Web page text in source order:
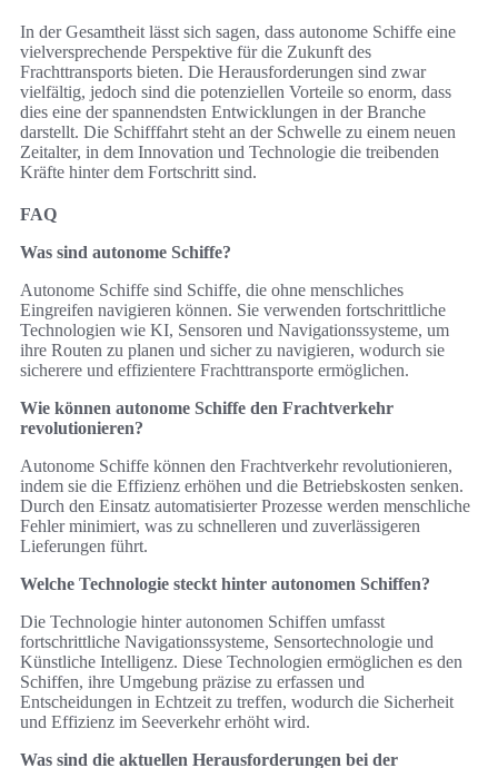
In der Gesamtheit lässt sich sagen, dass autonome Schiffe eine
vielversprechende Perspektive für die Zukunft des
Frachttransports bieten. Die Herausforderungen sind zwar
vielfältig, jedoch sind die potenziellen Vorteile so enorm, dass
dies eine der spannendsten Entwicklungen in der Branche
darstellt. Die Schifffahrt steht an der Schwelle zu einem neuen
Zeitalter, in dem Innovation und Technologie die treibenden
Kräfte hinter dem Fortschritt sind.
FAQ
Was sind autonome Schiffe?
Autonome Schiffe sind Schiffe, die ohne menschliches
Eingreifen navigieren können. Sie verwenden fortschrittliche
Technologien wie KI, Sensoren und Navigationssysteme, um
ihre Routen zu planen und sicher zu navigieren, wodurch sie
sicherere und effizientere Frachttransporte ermöglichen.
Wie können autonome Schiffe den Frachtverkehr
revolutionieren?
Autonome Schiffe können den Frachtverkehr revolutionieren,
indem sie die Effizienz erhöhen und die Betriebskosten senken.
Durch den Einsatz automatisierter Prozesse werden menschliche
Fehler minimiert, was zu schnelleren und zuverlässigeren
Lieferungen führt.
Welche Technologie steckt hinter autonomen Schiffen?
Die Technologie hinter autonomen Schiffen umfasst
fortschrittliche Navigationssysteme, Sensortechnologie und
Künstliche Intelligenz. Diese Technologien ermöglichen es den
Schiffen, ihre Umgebung präzise zu erfassen und
Entscheidungen in Echtzeit zu treffen, wodurch die Sicherheit
und Effizienz im Seeverkehr erhöht wird.
Was sind die aktuellen Herausforderungen bei der